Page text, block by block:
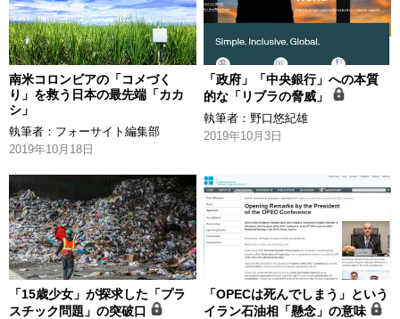
南米コロンビアの「コメづく
り」を救う日本の最先端「カカ
シ」
執筆者： フォーサイト編集部
2019年10月18日
「政府」「中央銀行」への本質
的な「リブラの脅威」
執筆者：野口悠紀雄
2019年10月3日
「15歳少女」が探求した「プラ
スチック問題」の突破口
「OPECは死んでしまう」という
イラン石油相「懸念」の意味